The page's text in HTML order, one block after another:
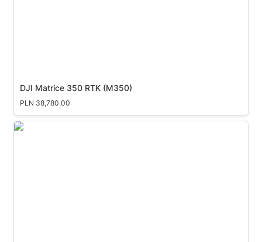
DJI Matrice 350 RTK (M350)
PLN 38,780.00
DJI Dock 2 i Matrice 3DT